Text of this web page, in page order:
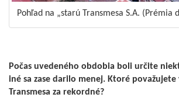
Pohľad na „starú Transmesa S.A. (Prémia
Počas uvedeného obdobia boli určite
iné sa zase darilo menej. Ktoré
Transmesa za rekordné?